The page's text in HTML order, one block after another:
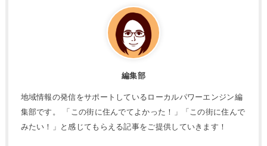
編集部
地域情報の発信をサポートしているローカルパワーエンジン編
集部です。 「この街に住んでてよかった！」「この街に住んで
みたい！」と感じてもらえる記事をご提供していきます！